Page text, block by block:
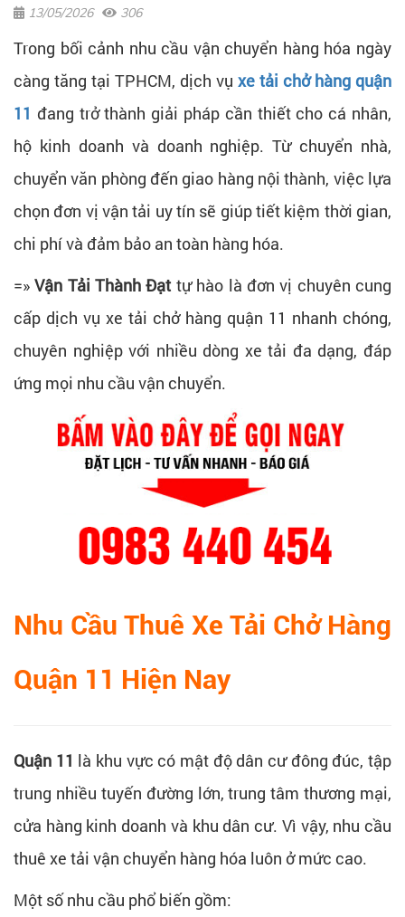
13/05/2026 306
Trong bối cảnh nhu cầu vận chuyển hàng hóa ngày
càng tăng tại TPHCM, dịch vụ xe tải chở hàng quận
11 đang trở thành giải pháp cần thiết cho cá nhân,
hộ kinh doanh và doanh nghiệp. Từ chuyển nhà,
chuyển văn phòng đến giao hàng nội thành, việc lựa
chọn đơn vị vận tải uy tín sẽ giúp tiết kiệm thời gian,
chi phí và đảm bảo an toàn hàng hóa.
=»Vận Tải Thành Đạt tự hào là đơn vị chuyên cung
cấp dịch vụ xe tải chở hàng quận 11 nhanh chóng,
chuyên nghiệp với nhiều dòng xe tải đa dạng, đáp
ứng mọi nhu cầu vận chuyển.
Nhu Cầu Thuê Xe Tải Chở Hàng
Quận 11 Hiện Nay
Quận 11 là khu vực có mật độ dân cư đông đúc, tập
trung nhiều tuyến đường lớn, trung tâm thương mại,
cửa hàng kinh doanh và khu dân cư. Vì vậy, nhu cầu
thuê xe tải vận chuyển hàng hóa luôn ở mức cao.
Một số nhu cầu phổ biến gồm: